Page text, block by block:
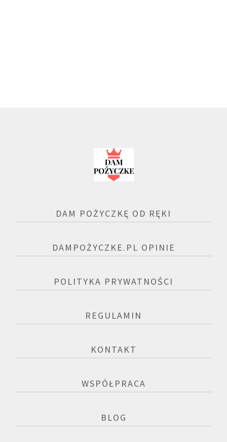
DAM POŻYCZKĘ OD RĘKI
DAMPOŻYCZKE.PL OPINIE
POLITYKA PRYWATNOŚCI
REGULAMIN
KONTAKT
WSPÓŁPRACA
BLOG